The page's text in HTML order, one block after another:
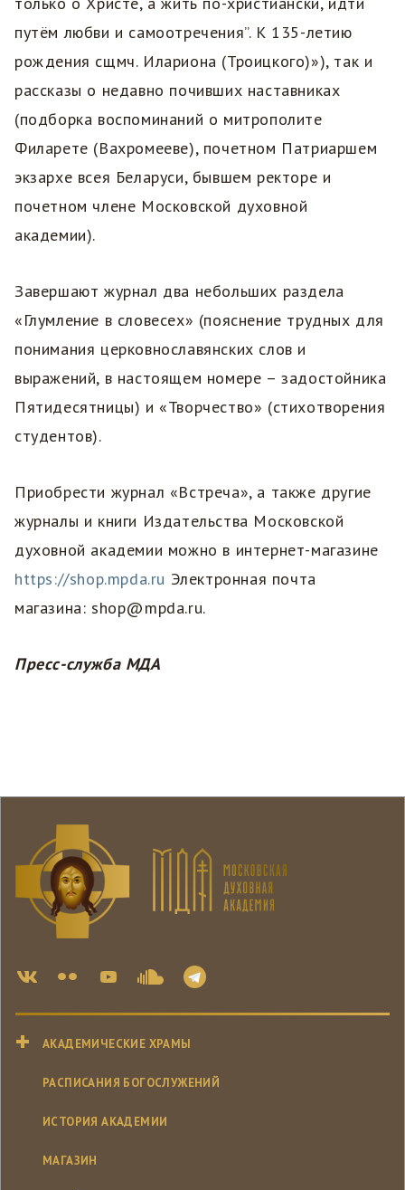
путём любви и самоотречения”. К 135-летию
рождения сщмч. Илариона (Троицкого)»), так и
рассказы о недавно почивших наставниках
(подборка воспоминаний о митрополите
Филарете (Вахромееве), почетном Патриаршем
экзархе всея Беларуси, бывшем ректоре и
почетном члене Московской духовной
академии).
Завершают журнал два небольших раздела
«Глумление в словесех» (пояснение трудных для
понимания церковнославянских слов и
выражений, в настоящем номере – задостойника
Пятидесятницы) и «Творчество» (стихотворения
студентов).
Приобрести журнал «Встреча», а также другие
журналы и книги Издательства Московской
духовной академии можно в интернет-магазине
https://shop.mpda.ru Электронная почта
магазина: shop@mpda.ru.
Пресс-служба МДА
АКАДЕМИЧЕСКИЕ ХРАМЫ
РАСПИСАНИЯ БОГОСЛУЖЕНИЙ
ИСТОРИЯ АКАДЕМИИ
МАГАЗИН